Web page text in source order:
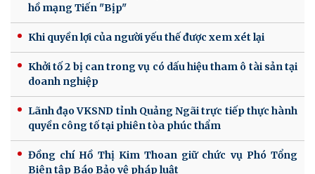
hồ mạng Tiến "Bịp"
Khi quyền lợi của người yếu thế được xem xét lại
Khởi tố 2 bị can trong vụ có dấu hiệu tham ô tài sản tại
doanh nghiệp
Lãnh đạo VKSND tỉnh Quảng Ngãi trực tiếp thực hành
quyền công tố tại phiên tòa phúc thẩm
Đồng chí Hồ Thị Kim Thoan giữ chức vụ Phó Tổng
Biên tập Báo Bảo vệ pháp luật